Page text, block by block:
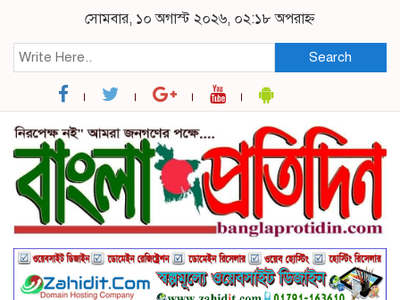
সোমবার, ১০ অগাস্ট ২০২৬, ০২:১৮ অপরাহ্ন
Search